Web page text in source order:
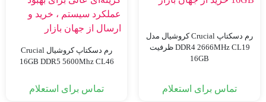
رم دسکتاپ Crucial کروشیال مدل
DDR4 2666MHz CL19 ظرفیت
16GB
تماس برای استعلام
رم دسکتاپ کروشیال Crucial
16GB DDR5 5600Mhz CL46
تماس برای استعلام